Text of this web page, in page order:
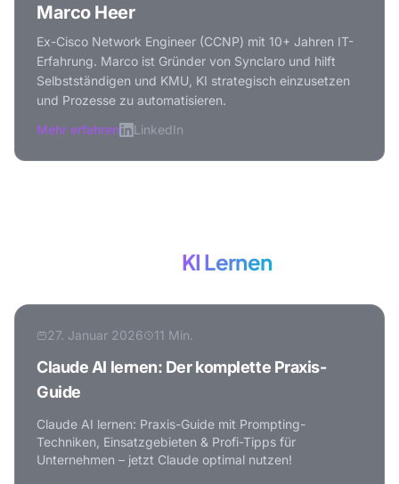
Marco Heer
Ex-Cisco Network Engineer (CCNP) mit 10+ Jahren IT-
Erfahrung. Marco ist Gründer von Synclaro und hilft
Selbstständigen und KMU, KI strategisch einzusetzen
und Prozesse zu automatisieren.
Mehr erfahren
LinkedIn
KI Lernen
27. Januar 2026 11 Min.
Claude AI lernen: Der komplette Praxis-
Guide
Claude AI lernen: Praxis-Guide mit Prompting-
Techniken, Einsatzgebieten & Profi-Tipps für
Unternehmen – jetzt Claude optimal nutzen!